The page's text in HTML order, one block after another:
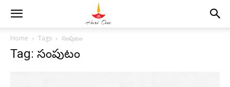
Home Tags సంపుటం
Tag: సంపుటం